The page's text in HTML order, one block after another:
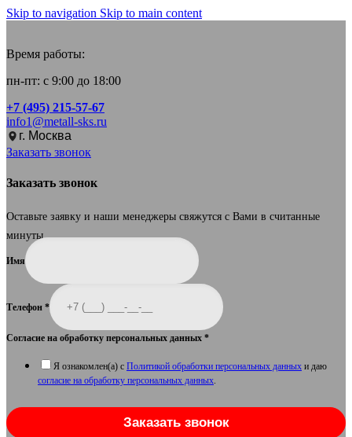
Skip to navigation Skip to main content
Время работы:
пн-пт: с 9:00 до 18:00
+7 (495) 215-57-67
info1@metall-sks.ru
г. Москва
Заказать звонок
Заказать звонок
Оставьте заявку и наши менеджеры свяжутся с Вами в считанные
минуты.
Имя
Телефон *
Согласие на обработку персональных данных *
Я ознакомлен(а) с Политикой обработки персональных данных и даю
согласие на обработку персональных данных
Заказать звонок